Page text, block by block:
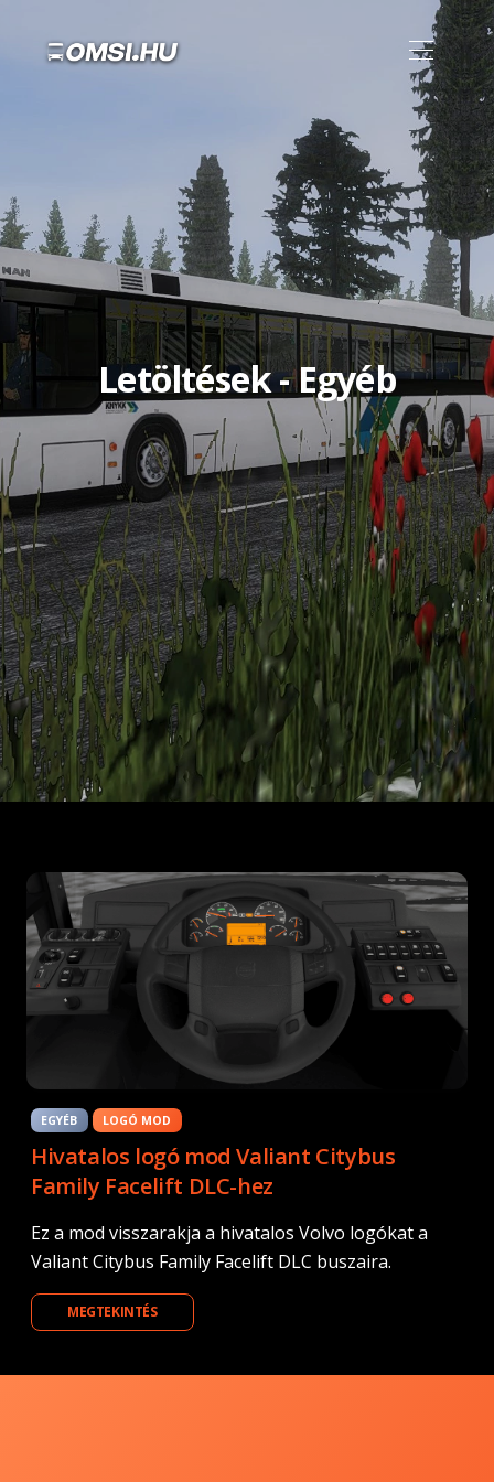
Letöltések - Egyéb
EGYÉB LOGÓ MOD
Hivatalos logó mod Valiant Citybus
Family Facelift DLC-hez
Ez a mod visszarakja a hivatalos Volvo logókat a
Valiant Citybus Family Facelift DLC buszaira.
MEGTEKINTÉS